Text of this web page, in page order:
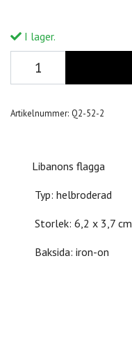
I lager.
Artikelnummer: Q2-52-2
Libanons flagga
Typ: helbroderad
Storlek: 6,2 x 3,7 cm
Baksida: iron-on